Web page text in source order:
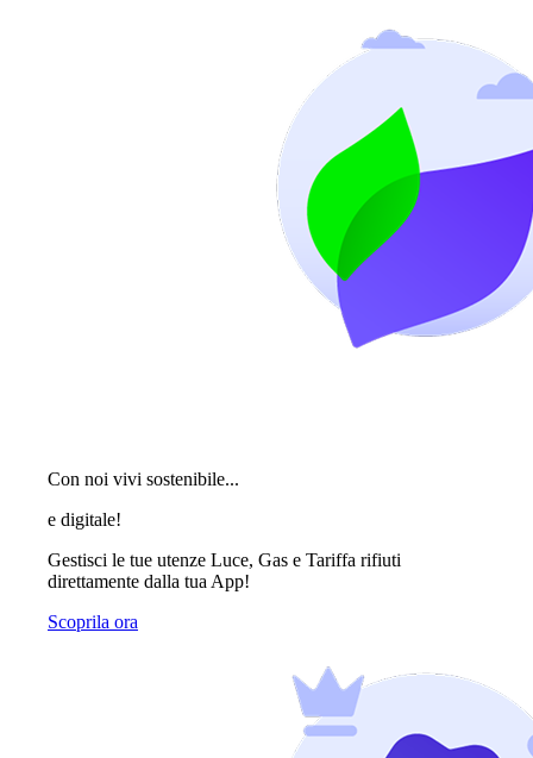
Con noi vivi sostenibile...
e digitale!
Gestisci le tue utenze Luce, Gas e Tariffa rifiuti
direttamente dalla tua App!
Scoprila ora